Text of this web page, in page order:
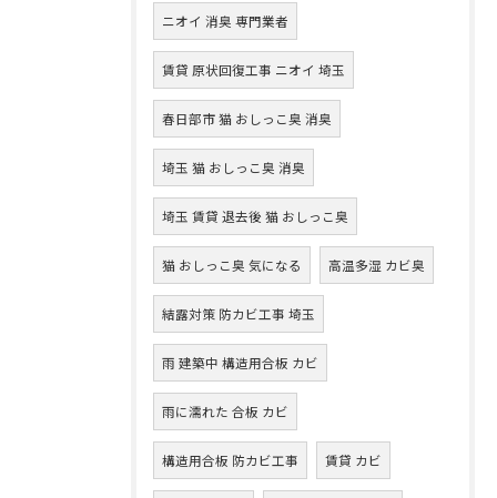
ニオイ 消臭 専門業者
賃貸 原状回復工事 ニオイ 埼玉
春日部市 猫 おしっこ臭 消臭
埼玉 猫 おしっこ臭 消臭
埼玉 賃貸 退去後 猫 おしっこ臭
猫 おしっこ臭 気になる 高温多湿 カビ臭
結露対策 防カビ工事 埼玉
雨 建築中 構造用合板 カビ
雨に濡れた 合板 カビ
構造用合板 防カビ工事 賃貸 カビ